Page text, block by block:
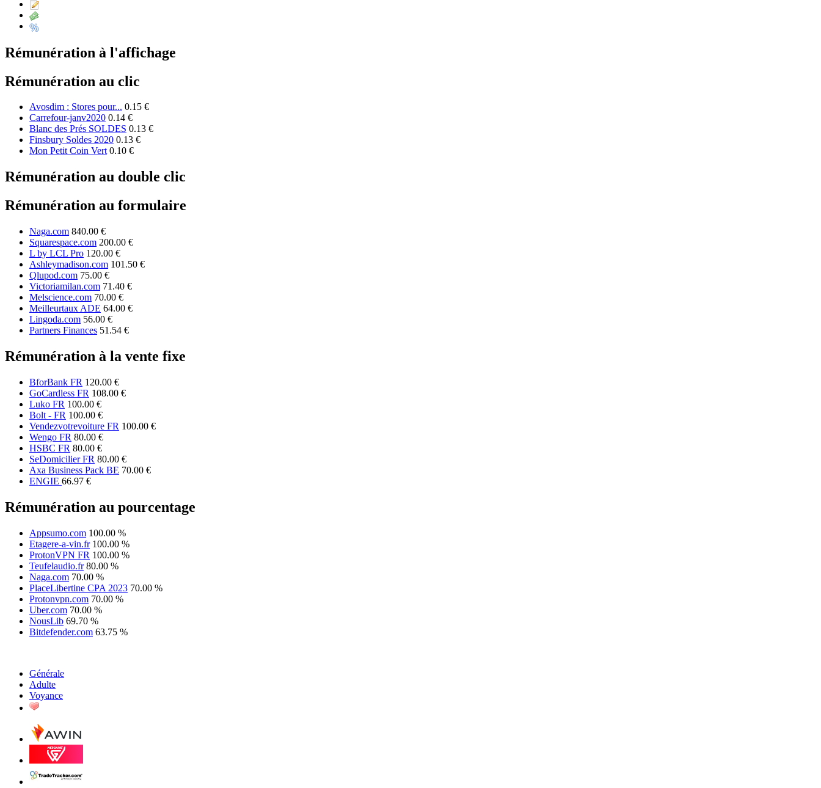
Rémunération à l'affichage
Rémunération au clic
Avosdim : Stores pour... 0.15 €
Carrefour-janv2020 0.14 €
Blanc des Prés SOLDES 0.13 €
Finsbury Soldes 2020 0.13 €
Mon Petit Coin Vert 0.10 €
Rémunération au double clic
Rémunération au formulaire
Naga.com 840.00 €
Squarespace.com 200.00 €
L by LCL Pro 120.00 €
Ashleymadison.com 101.50 €
Qlupod.com 75.00 €
Victoriamilan.com 71.40 €
Melscience.com 70.00 €
Meilleurtaux ADE 64.00 €
Lingoda.com 56.00 €
Partners Finances 51.54 €
Rémunération à la vente fixe
BforBank FR 120.00 €
GoCardless FR 108.00 €
Luko FR 100.00 €
Bolt - FR 100.00 €
Vendezvotrevoiture FR 100.00 €
Wengo FR 80.00 €
HSBC FR 80.00 €
SeDomicilier FR 80.00 €
Axa Business Pack BE 70.00 €
ENGIE 66.97 €
Rémunération au pourcentage
Appsumo.com 100.00 %
Etagere-a-vin.fr 100.00 %
ProtonVPN FR 100.00 %
Teufelaudio.fr 80.00 %
Naga.com 70.00 %
PlaceLibertine CPA 2023 70.00 %
Protonvpn.com 70.00 %
Uber.com 70.00 %
NousLib 69.70 %
Bitdefender.com 63.75 %
Générale
Adulte
Voyance